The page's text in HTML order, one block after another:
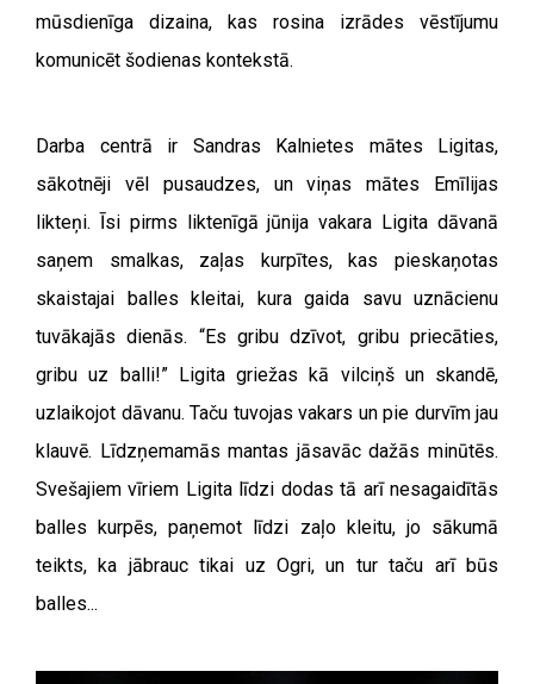
mūsdienīga dizaina, kas rosina izrādes vēstījumu
komunicēt šodienas kontekstā.
Darba centrā ir Sandras Kalnietes mātes Ligitas,
sākotnēji vēl pusaudzes, un viņas mātes Emīlijas
likteņi. Īsi pirms liktenīgā jūnija vakara Ligita dāvanā
saņem smalkas, zaļas kurpītes, kas pieskaņotas
skaistajai balles kleitai, kura gaida savu uznācienu
tuvākajās dienās. “Es gribu dzīvot, gribu priecāties,
gribu uz balli!” Ligita griežas kā vilciņš un skandē,
uzlaikojot dāvanu. Taču tuvojas vakars un pie durvīm jau
klauvē. Līdzņemamās mantas jāsavāc dažās minūtēs.
Svešajiem vīriem Ligita līdzi dodas tā arī nesagaidītās
balles kurpēs, paņemot līdzi zaļo kleitu, jo sākumā
teikts, ka jābrauc tikai uz Ogri, un tur taču arī būs
balles...